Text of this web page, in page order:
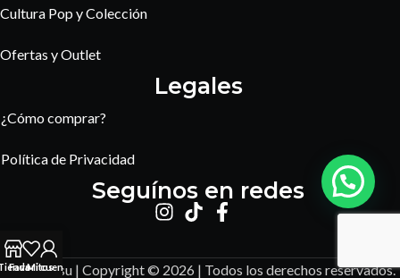
Cultura Pop y Colección
Ofertas y Outlet
Legales
¿Cómo comprar?
Política de Privacidad
Seguínos en redes
Amaterasu | Copyright © 2026 | Todos los derechos reservados.
Favoritos
Mi cuenta